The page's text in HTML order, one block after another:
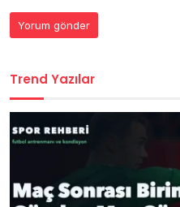
Trend Yazılar